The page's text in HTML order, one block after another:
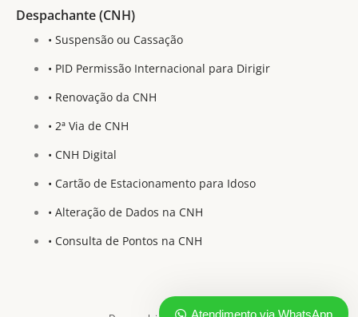
Despachante (CNH)
• Suspensão ou Cassação
• PID Permissão Internacional para Dirigir
• Renovação da CNH
• 2ª Via de CNH
• CNH Digital
• Cartão de Estacionamento para Idoso
• Alteração de Dados na CNH
• Consulta de Pontos na CNH
👋 Como podemos lhe ajudar?
Atendimento via WhatsApp